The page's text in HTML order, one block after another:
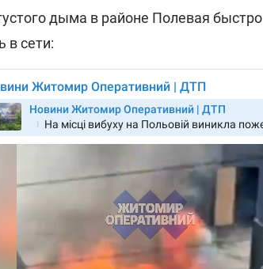
дыма в районе Полевая быстро
в сети: